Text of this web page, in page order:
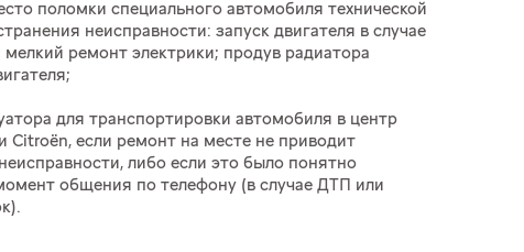
поломки специального автомобиля технической
неисправности: запуск двигателя в случае
ремонт электрики; продув радиатора
для транспортировки автомобиля в центр
Citroёn, если ремонт на месте не приводит
либо если это было понятно
общения по телефону (в случае ДТП или